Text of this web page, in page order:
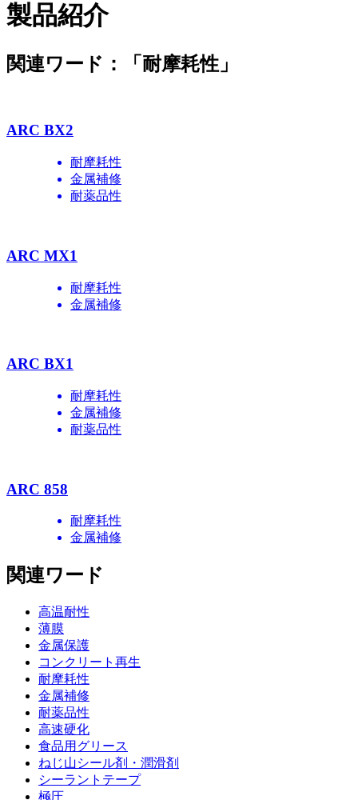
製品紹介
関連ワード：「耐摩耗性」
ARC BX2
耐摩耗性
金属補修
耐薬品性
ARC MX1
耐摩耗性
金属補修
ARC BX1
耐摩耗性
金属補修
耐薬品性
ARC 858
耐摩耗性
金属補修
関連ワード
高温耐性
薄膜
金属保護
コンクリート再生
耐摩耗性
金属補修
耐薬品性
高速硬化
食品用グリース
ねじ山シール剤・潤滑剤
シーラントテープ
極圧